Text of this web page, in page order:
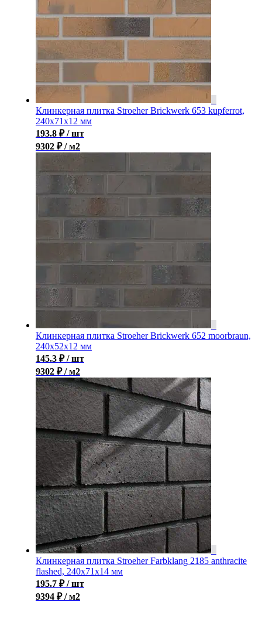
Клинкерная плитка Stroeher Brickwerk 653 kupferrot,
240x71x12 мм
193.8 ₽ / шт
9302 ₽ / м2
Клинкерная плитка Stroeher Brickwerk 652 moorbraun,
240x52x12 мм
145.3 ₽ / шт
9302 ₽ / м2
Клинкерная плитка Stroeher Farbklang 2185 anthracite
flashed, 240x71x14 мм
195.7 ₽ / шт
9394 ₽ / м2